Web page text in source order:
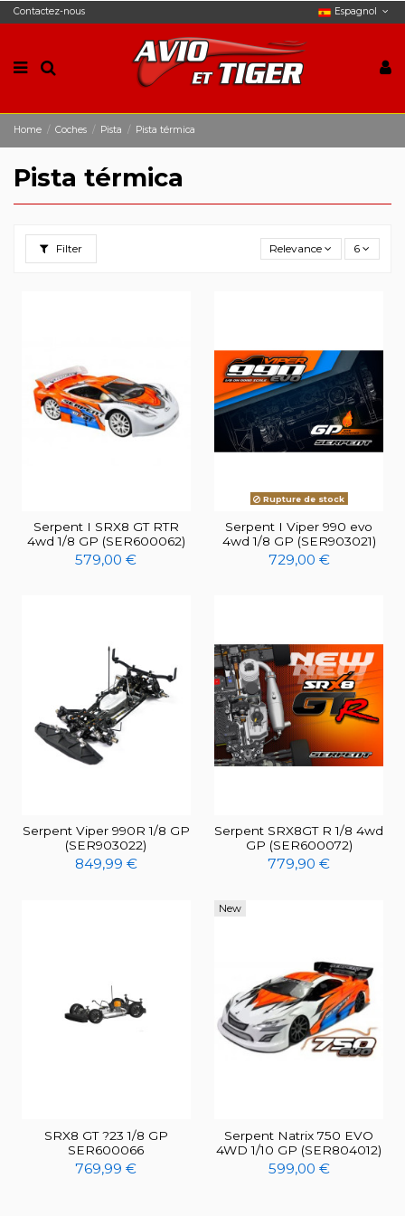
Contactez-nous Espagnol
Home Coches Pista Pista térmica
Pista térmica
Filter Relevance 6
Serpent I SRX8 GT RTR
4wd 1/8 GP (SER600062)
579,00 €
Rupture de stock
Serpent I Viper 990 evo
4wd 1/8 GP (SER903021)
729,00 €
Serpent Viper 990R 1/8 GP
(SER903022)
849,99 €
Serpent SRX8GT R 1/8 4wd
GP (SER600072)
779,90 €
SRX8 GT ?23 1/8 GP
SER600066
769,99 €
New
Serpent Natrix 750 EVO
4WD 1/10 GP (SER804012)
599,00 €